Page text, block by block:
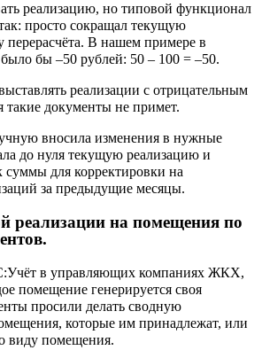
реализацию, но типовой функционал
просто сокращал текущую
перерасчёта. В нашем примере в
бы –50 рублей: 50 – 100 = –50.
реализации с отрицательным
такие документы не примет.
вносила изменения в нужные
до нуля текущую реализацию и
суммы для корректировки на
за предыдущие месяцы.
реализации на помещения по
в управляющих компаниях ЖКХ,
генерируется своя
просили делать сводную
которые им принадлежат, или
виду помещения.